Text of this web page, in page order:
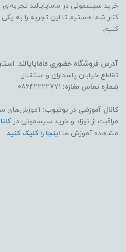
خرید سیسمونی در ماماپاپالند
کنار شما هستیم تا این تجربه را به
کنیم.
آدرس فروشگاه حضوری ماماپاپالند:
تقاطع خیابان پاسداران و استقلال.
شماره تماس مغازه:
کانال آموزشی در یوتیوب: آموزش‌های
مراقبت از نوزاد و خرید سیسمونی در
مشاهده آموزش ها اینجا را کلیک کنید.